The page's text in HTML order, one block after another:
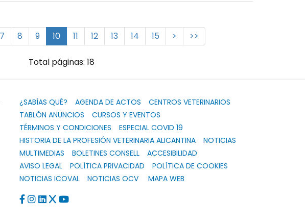
7 8 9 10 11 12 13 14 15 > >>
Total páginas: 18
¿SABÍAS QUÉ? AGENDA DE ACTOS
CENTROS VETERINARIOS
TABLÓN ANUNCIOS
CURSOS Y EVENTOS
TÉRMINOS Y CONDICIONES
ESPECIAL COVID 19
HISTORIA DE LA PROFESIÓN VETERINARIA ALICANTINA
NOTICIAS
MULTIMEDIAS
BOLETINES CONSELL
ACCESIBILIDAD
AVISO LEGAL
POLÍTICA PRIVACIDAD
POLÍTICA DE COOKIES
NOTICIAS ICOVAL
NOTICIAS OCV MAPA WEB